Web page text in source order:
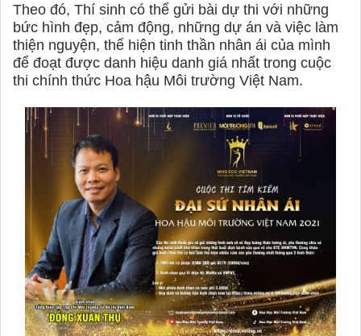
Theo đó, Thí sinh có thể gửi bài dự thi với những
bức hình đẹp, cảm động, những dự án và việc làm
thiện nguyện, thể hiện tinh thần nhân ái của mình
để đoạt được danh hiệu danh giá nhất trong cuộc
thi chính thức Hoa hậu Môi trường Việt Nam.